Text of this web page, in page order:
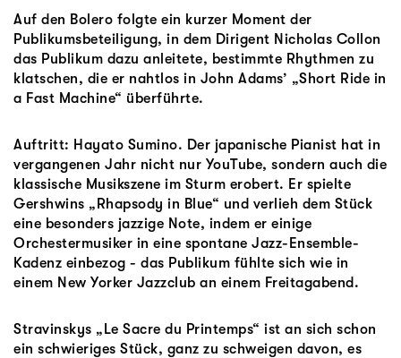
Auf den Bolero folgte ein kurzer Moment der
Publikumsbeteiligung, in dem Dirigent Nicholas Collon
das Publikum dazu anleitete, bestimmte Rhythmen zu
klatschen, die er nahtlos in John Adams’ „Short Ride in
a Fast Machine“ überführte.
Auftritt: Hayato Sumino. Der japanische Pianist hat in
vergangenen Jahr nicht nur YouTube, sondern auch die
klassische Musikszene im Sturm erobert. Er spielte
Gershwins „Rhapsody in Blue“ und verlieh dem Stück
eine besonders jazzige Note, indem er einige
Orchestermusiker in eine spontane Jazz-Ensemble-
Kadenz einbezog - das Publikum fühlte sich wie in
einem New Yorker Jazzclub an einem Freitagabend.
Stravinskys „Le Sacre du Printemps“ ist an sich schon
ein schwieriges Stück, ganz zu schweigen davon, es